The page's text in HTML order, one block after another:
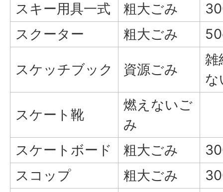
スキー用具一式
粗大ごみ
スクーター
粗大ごみ
スケッチブック 資源ごみ
雑
な
スケート靴
燃えないご
み
スケートボード
粗大ごみ
スコップ
粗大ごみ